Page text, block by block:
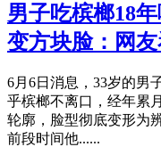
男子吃槟榔18
变方块脸：网
6月6日消息，33岁的男
乎槟榔不离口，经年累
轮廓，脸型彻底变形为
前段时间他......